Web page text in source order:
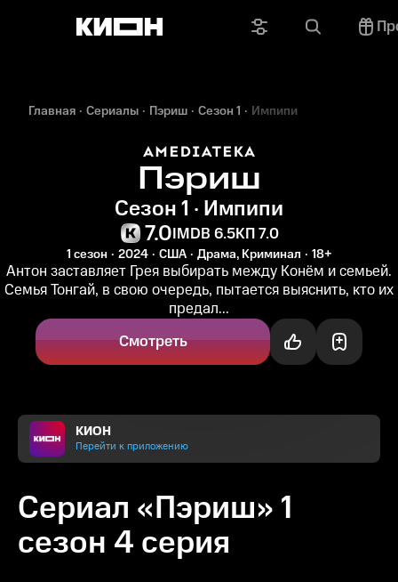
Главная Сериалы Пэриш Сезон 1 Импипи
Пэриш
Сезон 1 · Импипи
7.0IMDB 6.5КП 7.0
1 сезон 2024 США Драма, Криминал 18+
Антон заставляет Грея выбирать между Конём и семьей.
Семья Тонгай, в свою очередь, пытается выяснить, кто их
предал...
Смотреть
КИОН
Перейти к приложению
Сериал «Пэриш» 1
сезон 4 серия